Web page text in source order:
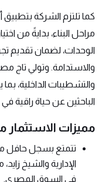
كما تلتزم الشركة
مراحل البناء، بدايةً من
الوحدات، لضمان تقديم
والاستدامة. وتولي تاج
والتشطيبات الداخلية،
الباحثين عن حياة راقية
مميزات
تتمتع بسجل حافل
الإدارية والشيخ
في السوق المصري.